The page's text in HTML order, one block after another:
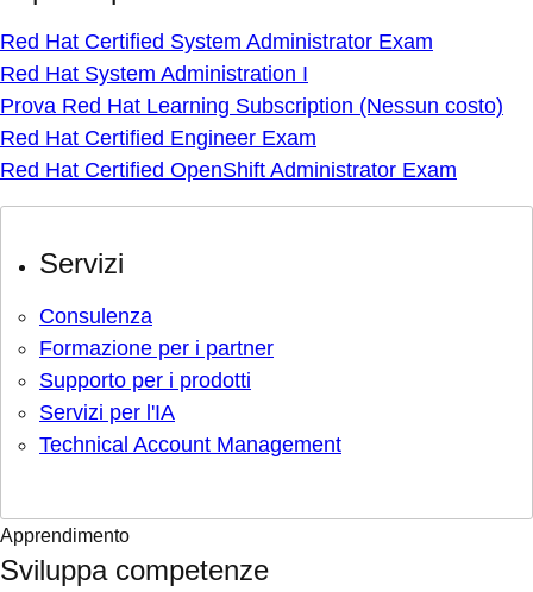
Red Hat Certified System Administrator Exam
Red Hat System Administration I
Prova Red Hat Learning Subscription (Nessun costo)
Red Hat Certified Engineer Exam
Red Hat Certified OpenShift Administrator Exam
Servizi
Consulenza
Formazione per i partner
Supporto per i prodotti
Servizi per l'IA
Technical Account Management
Apprendimento
Sviluppa competenze